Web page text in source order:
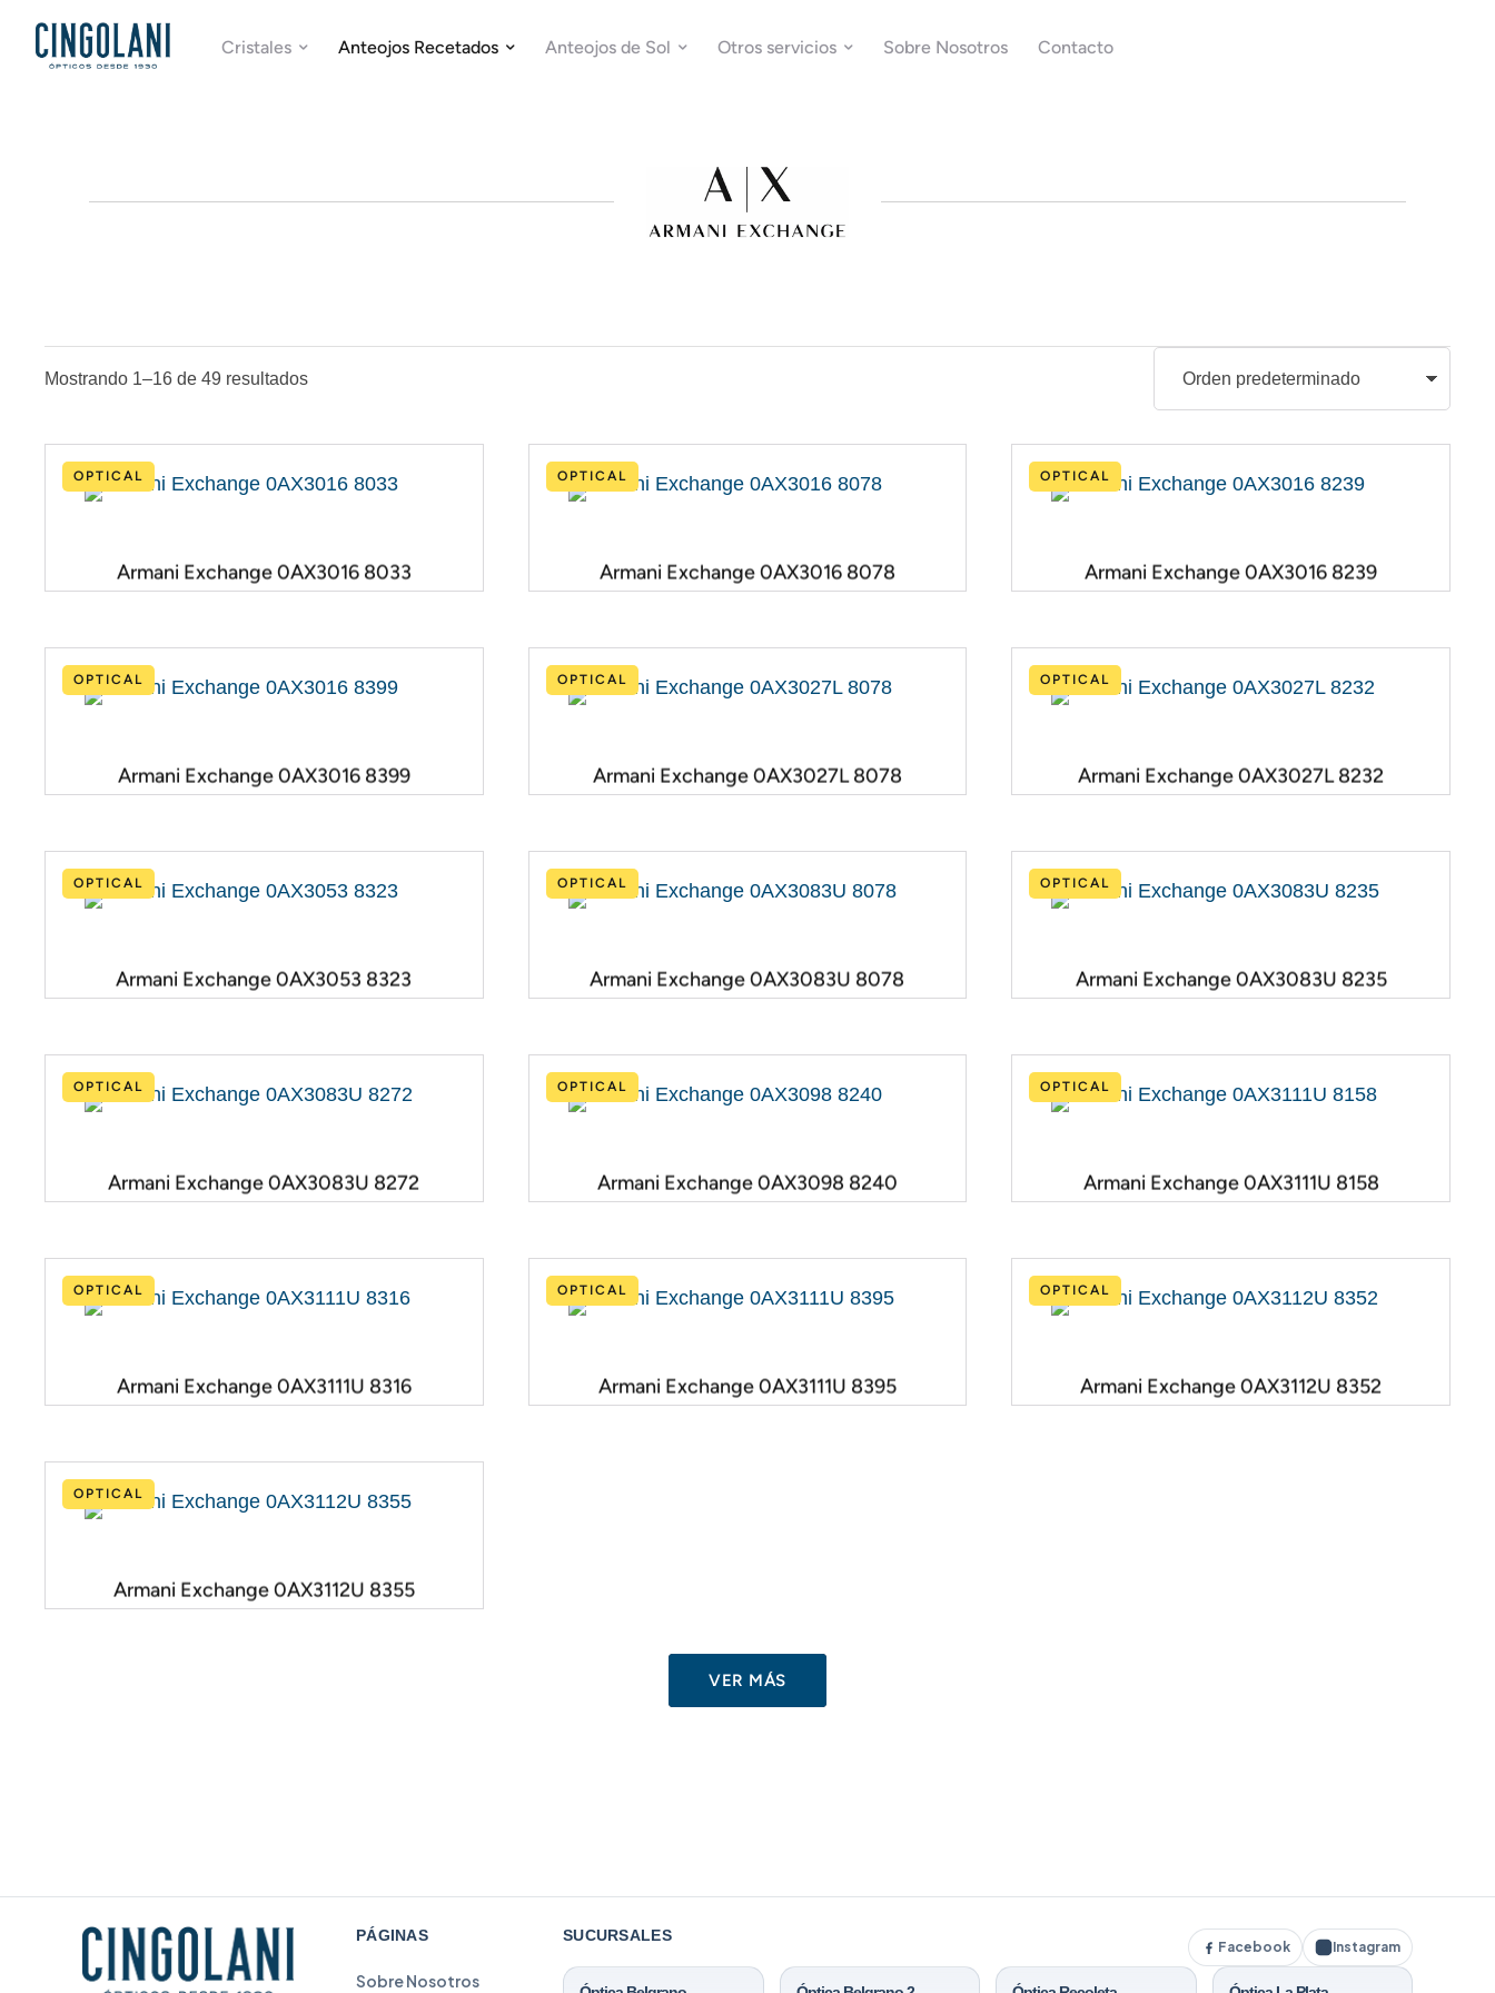
Cristales Anteojos Recetados Anteojos de Sol Otros servicios Sobre Nosotros Contacto
Mostrando 1–16 de 49 resultados
OPTICAL
Armani Exchange 0AX3016 8033
OPTICAL
Armani Exchange 0AX3016 8078
OPTICAL
Armani Exchange 0AX3016 8239
OPTICAL
Armani Exchange 0AX3016 8399
OPTICAL
Armani Exchange 0AX3027L 8078
OPTICAL
Armani Exchange 0AX3027L 8232
OPTICAL
Armani Exchange 0AX3053 8323
OPTICAL
Armani Exchange 0AX3083U 8078
OPTICAL
Armani Exchange 0AX3083U 8235
OPTICAL
Armani Exchange 0AX3083U 8272
OPTICAL
Armani Exchange 0AX3098 8240
OPTICAL
Armani Exchange 0AX3111U 8158
OPTICAL
Armani Exchange 0AX3111U 8316
OPTICAL
Armani Exchange 0AX3111U 8395
OPTICAL
Armani Exchange 0AX3112U 8352
OPTICAL
Armani Exchange 0AX3112U 8355
VER MÁS
PÁGINAS
Sobre Nosotros
SUCURSALES
Facebook Instagram